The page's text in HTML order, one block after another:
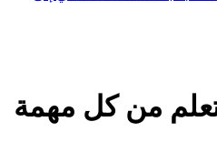
من كل مهمة